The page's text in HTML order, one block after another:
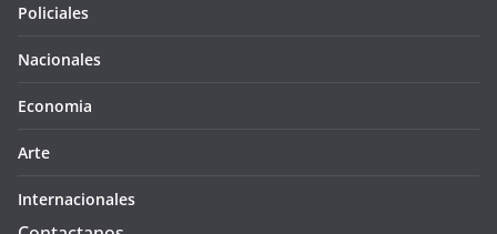
Policiales
Nacionales
Economia
Arte
Internacionales